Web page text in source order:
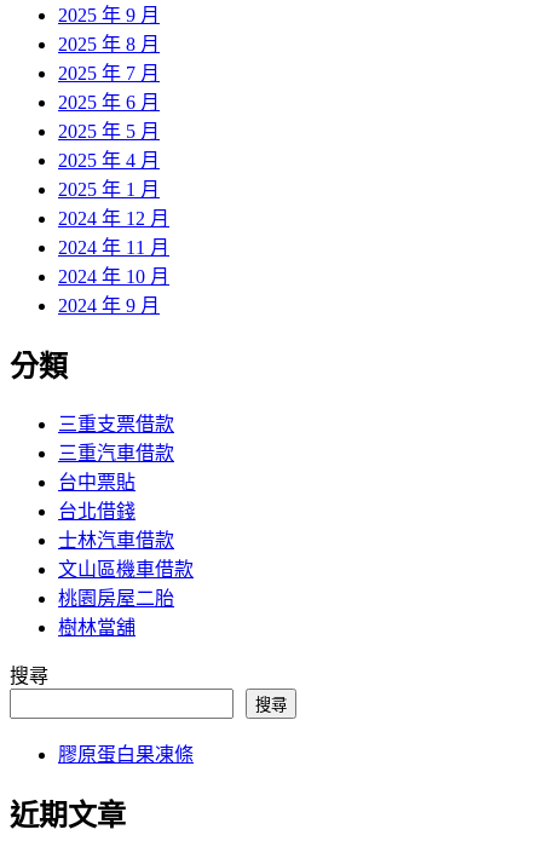
2025 年 9 月
2025 年 8 月
2025 年 7 月
2025 年 6 月
2025 年 5 月
2025 年 4 月
2025 年 1 月
2024 年 12 月
2024 年 11 月
2024 年 10 月
2024 年 9 月
分類
三重支票借款
三重汽車借款
台中票貼
台北借錢
士林汽車借款
文山區機車借款
桃園房屋二胎
樹林當舖
搜尋
搜尋
膠原蛋白果凍條
近期文章